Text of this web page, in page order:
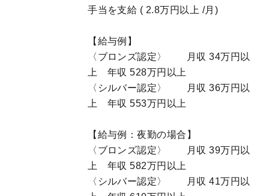
手当を支給 ( 2.8万円以上 /月)
【給与例】
〈ブロンズ認定〉 月収 34万円以
上 年収 528万円以上
〈シルバー認定〉 月収 36万円以
上 年収 553万円以上
【給与例：夜勤の場合】
〈ブロンズ認定〉 月収 39万円以
上 年収 582万円以上
〈シルバー認定〉 月収 41万円以